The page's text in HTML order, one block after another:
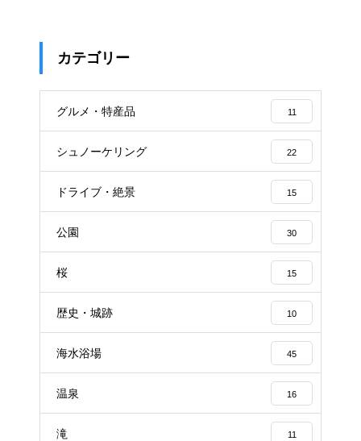
カテゴリー
グルメ・特産品 11
シュノーケリング 22
ドライブ・絶景 15
公園 30
桜 15
歴史・城跡 10
海水浴場 45
温泉 16
滝 11